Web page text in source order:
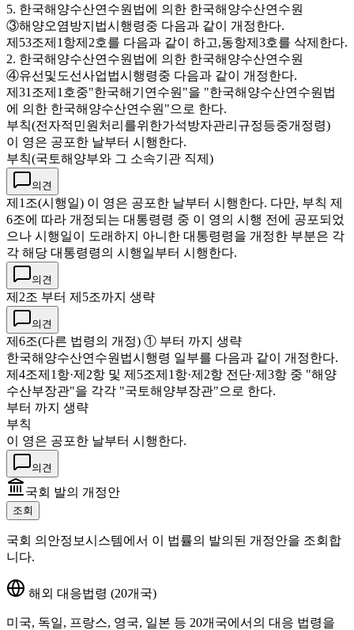
5. 한국해양수산연수원법에 의한 한국해양수산연수원
③해양오염방지법시행령중 다음과 같이 개정한다.
제53조제1항제2호를 다음과 같이 하고,동항제3호를 삭제한다.
2. 한국해양수산연수원법에 의한 한국해양수산연수원
④유선및도선사업법시행령중 다음과 같이 개정한다.
제31조제1호중"한국해기연수원"을 "한국해양수산연수원법
에 의한 한국해양수산연수원"으로 한다.
부칙(전자적민원처리를위한가석방자관리규정등중개정령)
이 영은 공포한 날부터 시행한다.
부칙(국토해양부와 그 소속기관 직제)
의견
제1조(시행일) 이 영은 공포한 날부터 시행한다. 다만, 부칙 제
6조에 따라 개정되는 대통령령 중 이 영의 시행 전에 공포되었
으나 시행일이 도래하지 아니한 대통령령을 개정한 부분은 각
각 해당 대통령령의 시행일부터 시행한다.
의견
제2조 부터 제5조까지 생략
의견
제6조(다른 법령의 개정) ① 부터 까지 생략
한국해양수산연수원법시행령 일부를 다음과 같이 개정한다.
제4조제1항·제2항 및 제5조제1항·제2항 전단·제3항 중 "해양
수산부장관"을 각각 "국토해양부장관"으로 한다.
부터 까지 생략
부칙
이 영은 공포한 날부터 시행한다.
의견
국회 발의 개정안
조회
국회 의안정보시스템에서 이 법률의 발의된 개정안을 조회합
니다.
해외 대응법령 (20개국)
미국, 독일, 프랑스, 영국, 일본 등 20개국에서의 대응 법령을